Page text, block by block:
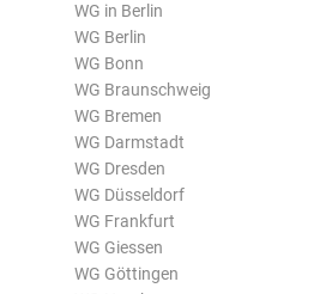
WG in Berlin
WG Berlin
WG Bonn
WG Braunschweig
WG Bremen
WG Darmstadt
WG Dresden
WG Düsseldorf
WG Frankfurt
WG Giessen
WG Göttingen